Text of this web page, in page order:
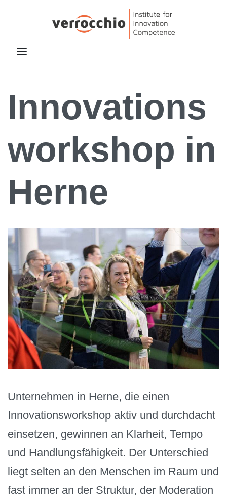
Innovations
workshop in
Herne
Unternehmen in Herne, die einen
Innovationsworkshop aktiv und durchdacht
einsetzen, gewinnen an Klarheit, Tempo
und Handlungsfähigkeit. Der Unterschied
liegt selten an den Menschen im Raum und
fast immer an der Struktur, der Moderation